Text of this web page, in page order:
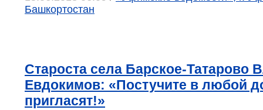
Башкортостан
Староста села Барское-Татарово
Евдокимов: «Постучите в любой
пригласят!»